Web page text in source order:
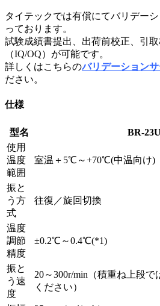
タイテックでは有償にてバリデー
っております。
試験成績書提出、出荷前校正、引
（IQ/OQ）が可能です。
詳しくはこちらのバリデーション
ださい。
仕様
型名
BR-
使用
温度
範囲
室温＋5℃～+70℃(中温向け)
振と
う方
式
往復／旋回切換
温度
調節
精度
±0.2℃～0.4℃(*1)
振と
う速
度
20～300r/min（積重ね上段で
ください）